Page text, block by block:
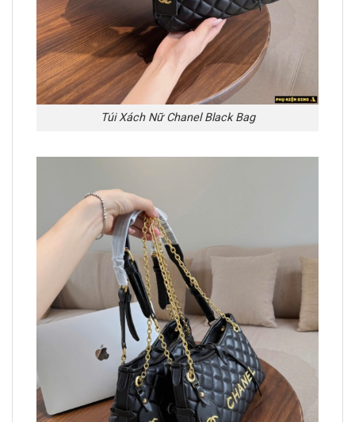
Túi Xách Nữ Chanel Black Bag